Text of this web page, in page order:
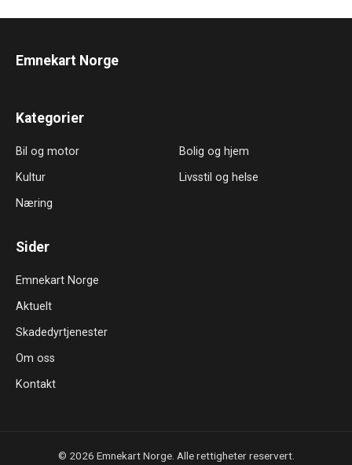
Emnekart Norge
Kategorier
Bil og motor
Bolig og hjem
Kultur
Livsstil og helse
Næring
Sider
Emnekart Norge
Aktuelt
Skadedyrtjenester
Om oss
Kontakt
© 2026 Emnekart Norge. Alle rettigheter reservert.